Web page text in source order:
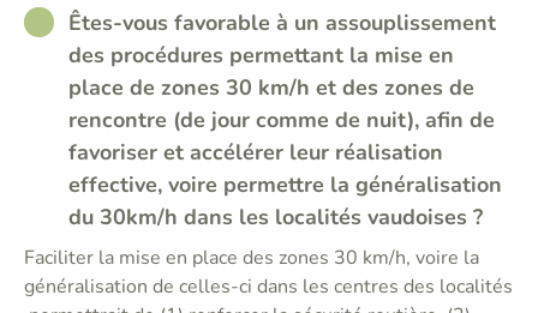
RATHER_GOOD
Êtes-vous favorable à un assouplissement
des procédures permettant la mise en
place de zones 30 km/h et des zones de
rencontre (de jour comme de nuit), afin de
favoriser et accélérer leur réalisation
effective, voire permettre la généralisation
du 30km/h dans les localités vaudoises ?
Faciliter la mise en place des zones 30 km/h, voire la
généralisation de celles-ci dans les centres des localités